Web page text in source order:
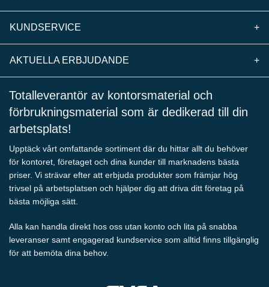
KUNDSERVICE +
AKTUELLA ERBJUDANDE +
Totalleverantör av kontorsmaterial och
förbrukningsmaterial som är dedikerad till din
arbetsplats!
Upptäck vårt omfattande sortiment där du hittar allt du behöver
för kontoret, företaget och dina kunder till marknadens bästa
priser. Vi strävar efter att erbjuda produkter som främjar hög
trivsel på arbetsplatsen och hjälper dig att driva ditt företag på
bästa möjliga sätt.
Alla kan handla direkt hos oss utan konto och lita på snabba
leveranser samt engagerad kundservice som alltid finns tillgänglig
för att bemöta dina behov.